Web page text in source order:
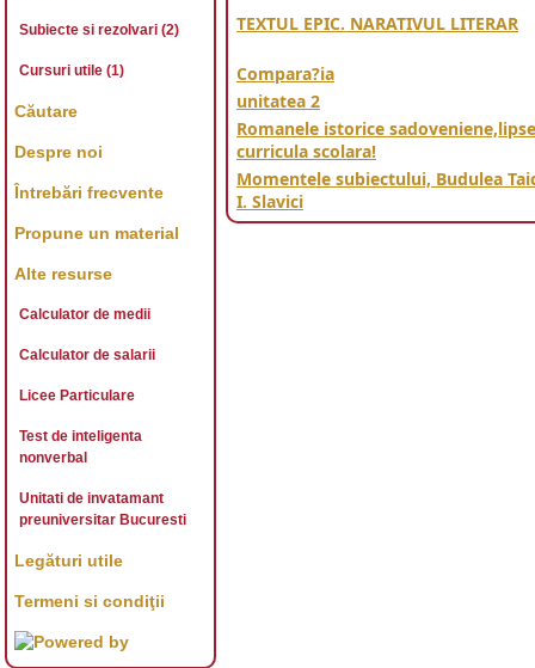
TEXTUL EPIC. NARATIVUL LITERAR
Compara?ia
unitatea 2
Romanele istorice
curricula scolara!
Momentele subiectului, Budulea
I. Slavici
Subiecte si rezolvari (2)
Cursuri utile (1)
Căutare
Despre noi
Întrebări frecvente
Propune un material
Alte resurse
Calculator de medii
Calculator de salarii
Licee Particulare
Test de inteligenta
nonverbal
Unitati de invatamant
preuniversitar Bucuresti
Legături utile
Termeni si condiţii